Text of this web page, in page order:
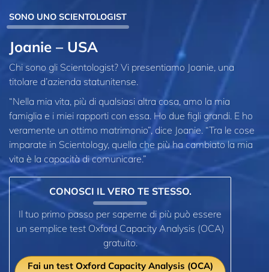
SONO UNO SCIENTOLOGIST
Joanie – USA
Chi sono gli Scientologist? Vi presentiamo Joanie, una
titolare d’azienda statunitense.
“Nella mia vita, più di qualsiasi altra cosa, amo la mia
famiglia e i miei rapporti con essa. Ho due figli grandi. E ho
veramente un ottimo matrimonio”, dice Joanie. “Tra le cose
imparate in Scientology, quella che più ha cambiato la mia
vita è la capacità di comunicare.”
CONOSCI IL VERO TE STESSO.
Il tuo primo passo per saperne di più può essere
un semplice test Oxford Capacity Analysis (OCA)
gratuito.
Fai un test Oxford Capacity Analysis (OCA)